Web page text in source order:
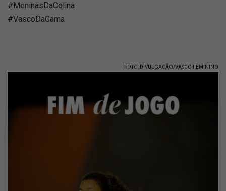
#MeninasDaColina
#VascoDaGama
FOTO: DIVULGAÇÃO/VASCO FEMININO